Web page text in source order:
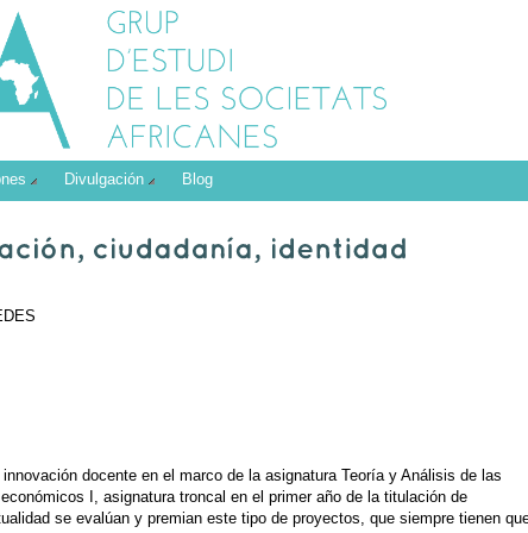
Divulgación Blog
docente en el marco de la asignatura Teoría y Análisis de las
I, asignatura troncal en el primer año de la titulación de
se evalúan y premian este tipo de proyectos, que siempre tienen